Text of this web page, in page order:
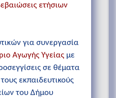
ετήσιων
για συνεργασία
Αγωγής Υγείας με
σε θέματα
εκπαιδευτικούς
του Δήμου